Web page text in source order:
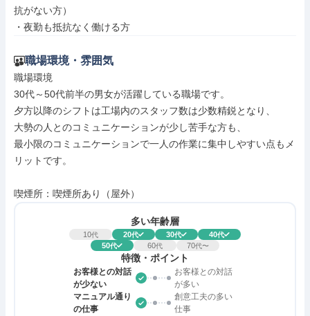
抗がない方）
・夜勤も抵抗なく働ける方
職場環境・雰囲気
職場環境
30代～50代前半の男女が活躍している職場です。
夕方以降のシフトは工場内のスタッフ数は少数精鋭となり、
大勢の人とのコミュニケーションが少し苦手な方も、
最小限のコミュニケーションで一人の作業に集中しやすい点もメ
リットです。
喫煙所：喫煙所あり（屋外）
多い年齢層
10代 20代 30代 40代
50代 60代 70代〜
特徴・ポイント
お客様との対話
が少ない
お客様との対話
が多い
マニュアル通り
の仕事
創意工夫の多い
仕事